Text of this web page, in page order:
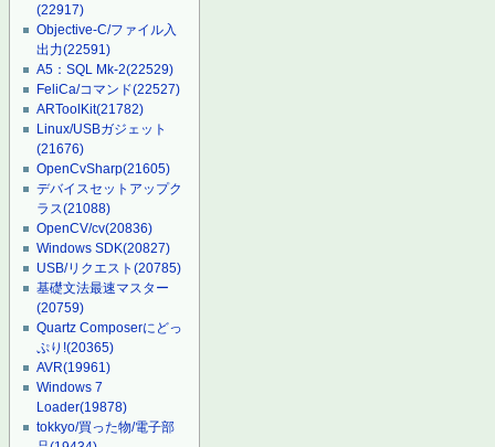
(22917)
Objective-C/ファイル入
出力(22591)
A5：SQL Mk-2(22529)
FeliCa/コマンド(22527)
ARToolKit(21782)
Linux/USBガジェット
(21676)
OpenCvSharp(21605)
デバイスセットアップク
ラス(21088)
OpenCV/cv(20836)
Windows SDK(20827)
USB/リクエスト(20785)
基礎文法最速マスター
(20759)
Quartz Composerにどっ
ぷり!(20365)
AVR(19961)
Windows 7
Loader(19878)
tokkyo/買った物/電子部